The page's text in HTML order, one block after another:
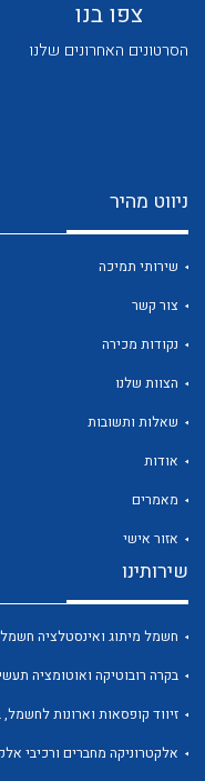
צפו בנו
הסרטונים האחרונים שלנו
ניווט מהיר
שירותי תמיכה
צור קשר
נקודות מכירה
הצוות שלנו
שאלות ותשובות
אודות
מאמרים
אזור אישי
שירותינו
חשמל מיתוג ואינסטלציה
בקרה רובוטיקה ואוטומציה
זיווד קופסאות וארונות
אלקטרוניקה מחברים ורכיבי